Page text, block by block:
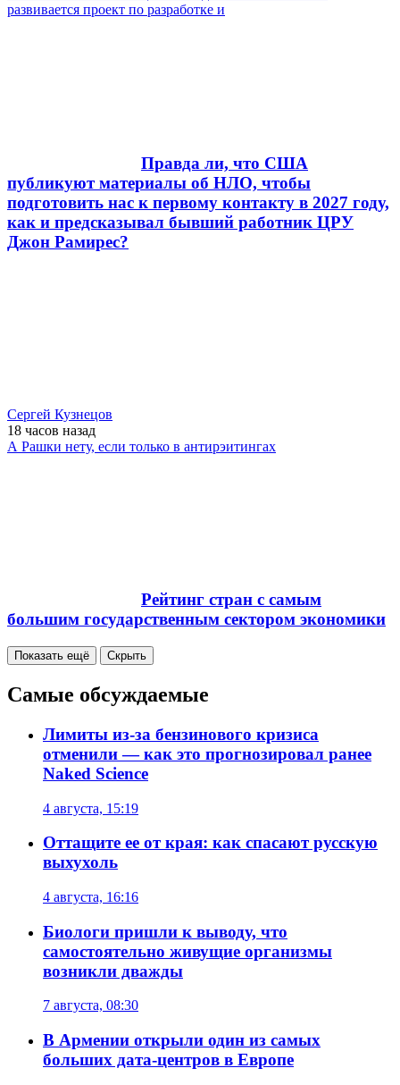
развивается проект по разработке и
Правда ли, что США
публикуют материалы об НЛО, чтобы
подготовить нас к первому контакту в 2027 году,
как и предсказывал бывший работник ЦРУ
Джон Рамирес?
Cергей Кузнецов
18 часов назад
А Рашки нету, если только в антирэитингах
Рейтинг стран с самым
большим государственным сектором экономики
Показать ещё Скрыть
Самые обсуждаемые
Лимиты из-за бензинового кризиса
отменили — как это прогнозировал ранее
Naked Science
4 августа, 15:19
Оттащите ее от края: как спасают русскую
выхухоль
4 августа, 16:16
Биологи пришли к выводу, что
самостоятельно живущие организмы
возникли дважды
7 августа, 08:30
В Армении открыли один из самых
больших дата-центров в Европе